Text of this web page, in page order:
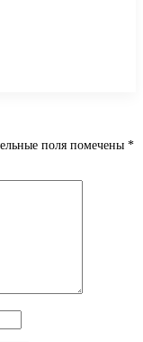
поля помечены *